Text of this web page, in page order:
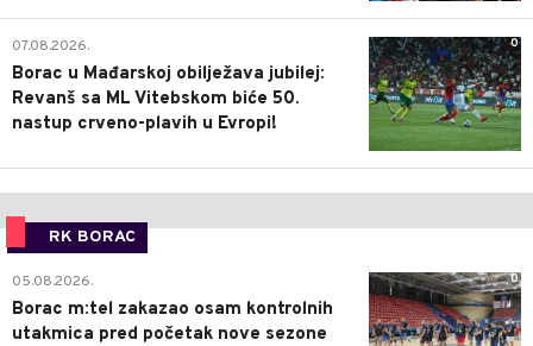
0
07.08.2026.
Borac u Mađarskoj obilježava jubilej:
Revanš sa ML Vitebskom biće 50.
nastup crveno-plavih u Evropi!
RK BORAC
0
05.08.2026.
Borac m:tel zakazao osam kontrolnih
utakmica pred početak nove sezone